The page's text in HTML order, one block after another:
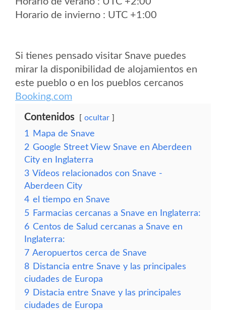
Horario de invierno : UTC +1:00
Si tienes pensado visitar Snave puedes
mirar la disponibilidad de alojamientos en
este pueblo o en los pueblos cercanos
Booking.com
Contenidos ocultar
1
Mapa de Snave
2 Google Street View Snave en Aberdeen
City en Inglaterra
3 Vídeos relacionados con Snave -
Aberdeen City
4 el tiempo en Snave
5 Farmacias cercanas a Snave en Inglaterra:
6 Centos de Salud cercanas a Snave en
Inglaterra:
7 Aeropuertos cerca de Snave
8 Distancia entre Snave y las principales
ciudades de Europa
9 Distacia entre Snave y las principales
ciudades de Europa